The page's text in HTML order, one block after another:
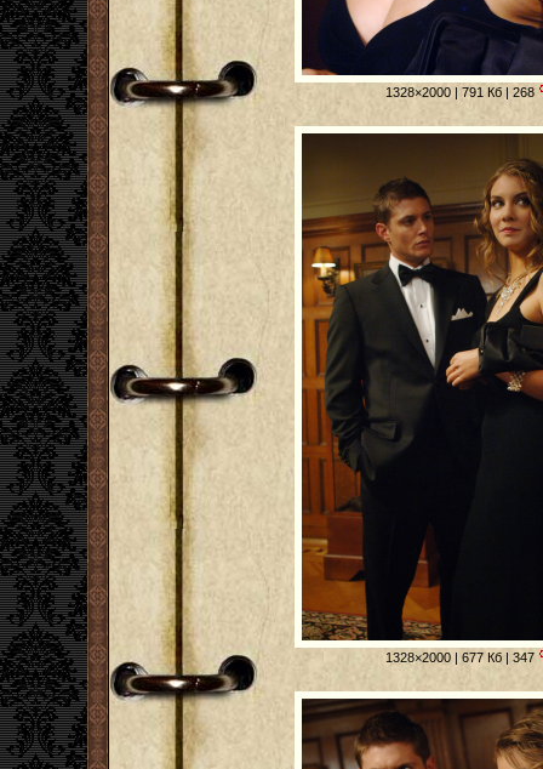
1328×2000 | 791 Кб | 268
1328×2000 | 677 Кб | 347